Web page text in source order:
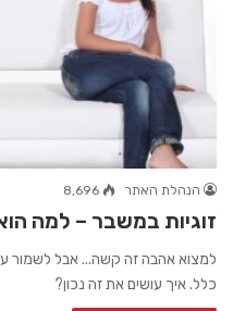
הנהלת האתר 8,696
זוגיות במשבר – למה
למצוא אהבה זה קשה... אבל לשמור
כלל. איך עושים את זה נכון?